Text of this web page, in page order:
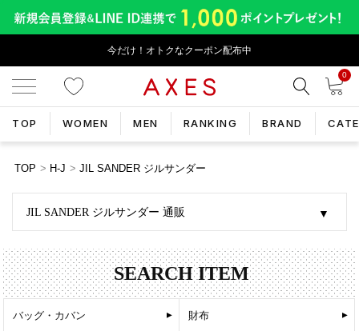
今だけ！オトクなクーポン配布中
0
TOP WOMEN MEN RANKING BRAND
TOP H-J JIL SANDER ジルサンダー
JIL SANDER ジルサンダー 通販
SEARCH ITEM
バッグ・カバン 財布